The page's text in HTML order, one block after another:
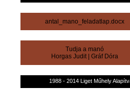
antal_mano_feladatlap.docx
Tudja a manó
Horgas Judit| Gráf Dóra
1988 - 2014 Liget Műhely